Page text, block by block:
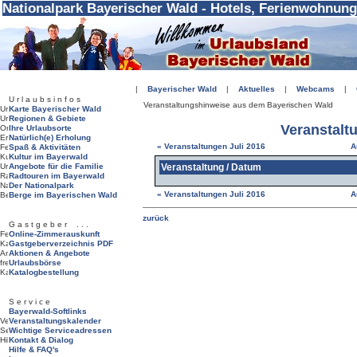
Nationalpark Bayerischer Wald - Hotels,
| Bayerischer Wald | Aktuelles | Webcams |
U r l a u b s i n f o s
Karte Bayerischer Wald
Regionen & Gebiete
Ihre Urlaubsorte
Natürlich(e) Erholung
Spaß & Aktivitäten
Kultur im Bayerwald
Angebote für die Familie
Radtouren im Bayerwald
Der Nationalpark
Berge im Bayerischen Wald
G a s t g e b e r . . .
Online-Zimmerauskunft
Gastgeberverzeichnis PDF
Aktionen & Angebote
Urlaubsbörse
Katalogbestellung
S e r v i c e
Bayerwald-Softlinks
Veranstaltungskalender
Wichtige Serviceadressen
Kontakt & Dialog
Hilfe & FAQ's
Veranstaltungshinweise aus dem Bayerischen Wald
« Veranstaltungen Juli 2016
Veranstaltung / Datum
« Veranstaltungen Juli 2016